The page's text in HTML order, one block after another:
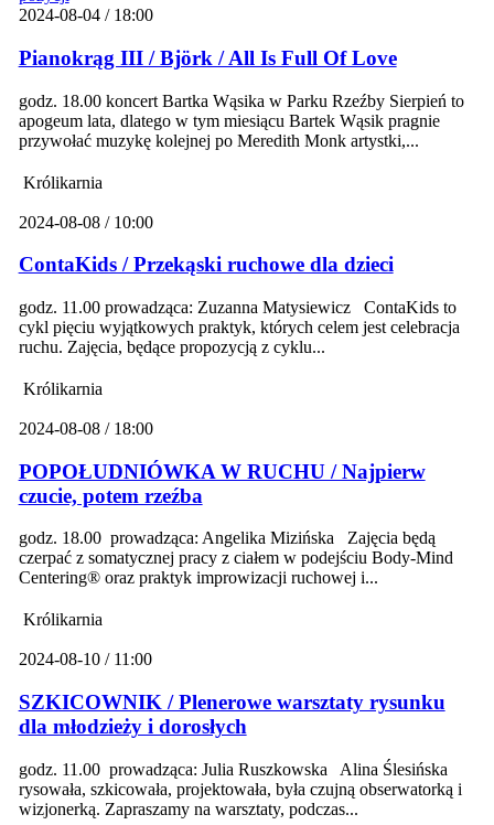
2024-08-04 / 18:00
Pianokrąg III / Björk / All Is Full Of Love
godz. 18.00 koncert Bartka Wąsika w Parku Rzeźby Sierpień to
apogeum lata, dlatego w tym miesiącu Bartek Wąsik pragnie
przywołać muzykę kolejnej po Meredith Monk artystki,...
Królikarnia
2024-08-08 / 10:00
ContaKids / Przekąski ruchowe dla dzieci
godz. 11.00 prowadząca: Zuzanna Matysiewicz ContaKids to
cykl pięciu wyjątkowych praktyk, których celem jest celebracja
ruchu. Zajęcia, będące propozycją z cyklu...
Królikarnia
2024-08-08 / 18:00
POPOŁUDNIÓWKA W RUCHU / Najpierw
czucie, potem rzeźba
godz. 18.00 prowadząca: Angelika Mizińska Zajęcia będą
czerpać z somatycznej pracy z ciałem w podejściu Body-Mind
Centering® oraz praktyk improwizacji ruchowej i...
Królikarnia
2024-08-10 / 11:00
SZKICOWNIK / Plenerowe warsztaty rysunku
dla młodzieży i dorosłych
godz. 11.00 prowadząca: Julia Ruszkowska Alina Ślesińska
rysowała, szkicowała, projektowała, była czujną obserwatorką i
wizjonerką. Zapraszamy na warsztaty, podczas...